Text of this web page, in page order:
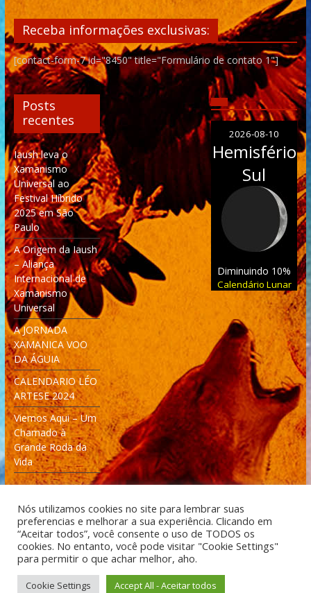
Receba informações exclusivas:
[contact-form-7 id="8450" title="Formulário de contato 1"]
Posts
recentes
Iaush leva o
Xamanismo
Universal ao
Festival Híbrido
2025 em São
Paulo
A Origem da Iaush
– Aliança
Internacional de
Xamanismo
Universal
A JORNADA
XAMANICA VOO
DA ÁGUIA
CALENDARIO LÉO
ARTESE 2024
Viemos Aqui – Um
Chamado à
Grande Roda da
Vida
2026-08-10
Hemisfério
Sul
Diminuindo 10%
Calendário Lunar
Desenvolvido: Moleculas4D - Engenharia Espacial e
Tecnologia [moleculas4d.com.br]
Nós utilizamos cookies no site para lembrar suas
preferencias e melhorar a sua experiência. Clicando em
“Aceitar todos”, você consente o uso de TODOS os
cookies. No entanto, você pode visitar "Cookie Settings"
para permitir o que achar melhor, aho.
Cookie Settings Accept All - Aceitar todos